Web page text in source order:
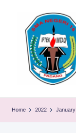
M
A
Home 2022 January